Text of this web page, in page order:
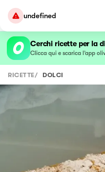
undefined
Cerchi ricette per la
Clicca qui e scarica l’app
RICETTE/ DOLCI